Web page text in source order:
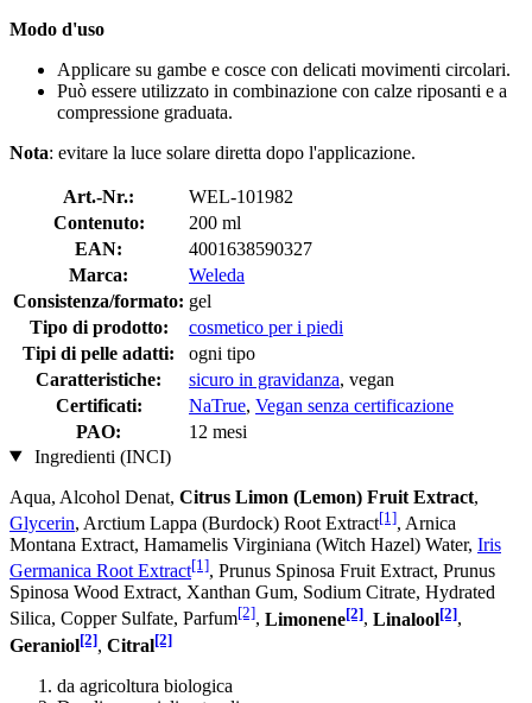
Modo d'uso
Applicare su gambe e cosce con delicati movimenti circolari.
Può essere utilizzato in combinazione con calze riposanti e a
compressione graduata.
Nota: evitare la luce solare diretta dopo l'applicazione.
Art.-Nr.:
WEL-101982
Contenuto:
200 ml
EAN:
4001638590327
Marca:
Weleda
Consistenza/formato: gel
Tipo di prodotto:
cosmetico per i piedi
Tipi di pelle adatti:
ogni tipo
Caratteristiche:
sicuro in gravidanza, vegan
Certificati:
NaTrue, Vegan senza certificazione
PAO:
12 mesi
Ingredienti (INCI)
Aqua, Alcohol Denat, Citrus Limon (Lemon) Fruit Extract,
Glycerin, Arctium Lappa (Burdock) Root Extract[1], Arnica
Montana Extract, Hamamelis Virginiana (Witch Hazel) Water, Iris
Germanica Root Extract[1], Prunus Spinosa Fruit Extract, Prunus
Spinosa Wood Extract, Xanthan Gum, Sodium Citrate, Hydrated
Silica, Copper Sulfate, Parfum[2], Limonene[2], Linalool[2],
Geraniol[2], Citral[2]
da agricoltura biologica